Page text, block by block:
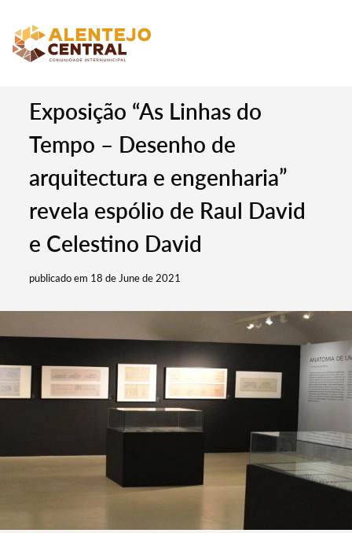
Exposição “As Linhas do
Tempo – Desenho de
arquitectura e engenharia”
revela espólio de Raul David
e Celestino David
publicado em 18 de June de 2021